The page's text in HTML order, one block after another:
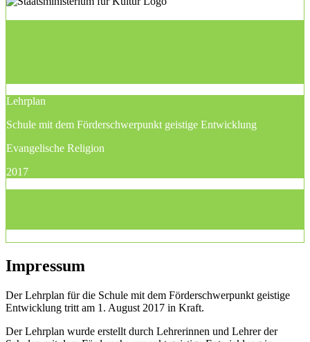
Lehrplan
Schule mit dem Förderschwerpunkt geistige Entwicklung
Evangelische Religion
2017
Impressum
Der Lehrplan für die Schule mit dem Förderschwerpunkt geistige
Entwicklung tritt am 1. August 2017 in Kraft.
Der Lehrplan wurde erstellt durch Lehrerinnen und Lehrer der